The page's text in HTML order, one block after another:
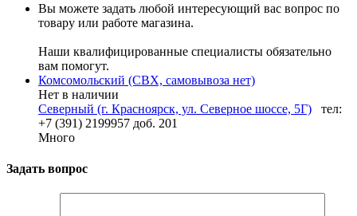
Вы можете задать любой интересующий вас вопрос по
товару или работе магазина.
Наши квалифицированные специалисты обязательно
вам помогут.
Комсомольский (СВХ, самовывоза нет)
Нет в наличии
Северный (г. Красноярск, ул. Северное шоссе, 5Г)
тел:
+7 (391) 2199957 доб. 201
Много
Задать вопрос